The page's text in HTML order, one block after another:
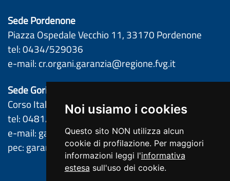
Noi usiamo i cookies
Questo sito NON utilizza alcun
cookie di profilazione. Per maggiori
informazioni leggi l'informativa
estesa sull'uso dei cookie.
Sede Pordenone
Piazza Ospedale Vecchio 11, 33170 Pordenone
tel: 0434/529036
e-mail: cr.organi.garanzia@regione.fvg.it
Sede Gorizia
Corso Italia 61, 34170 Gorizia
tel: 0481/386261 – 0481/386201
e-mail: garantefvg@regione.fvg.it
pec: garantefvg@certregione.fvg.it